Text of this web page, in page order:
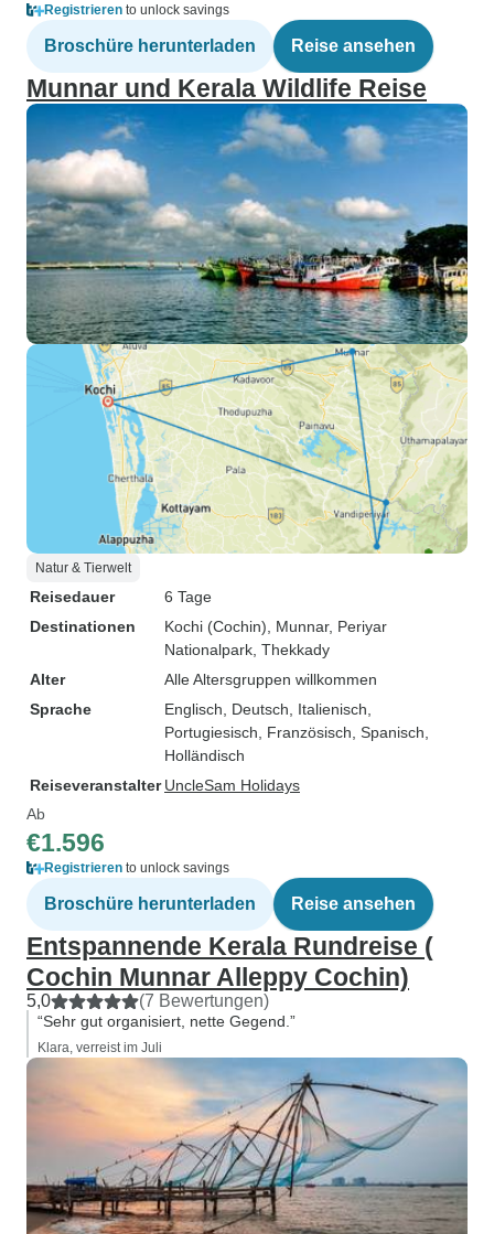
Registrieren to unlock savings
Broschüre herunterladen Reise ansehen
Munnar und Kerala Wildlife Reise
Natur & Tierwelt
Reisedauer
6 Tage
Destinationen
Kochi (Cochin) , Munnar, Periyar
Nationalpark , Thekkady
Alter
Alle Altersgruppen willkommen
Sprache
Englisch, Deutsch, Italienisch,
Portugiesisch, Französisch, Spanisch,
Holländisch
Reiseveranstalter UncleSam Holidays
Ab
€1.596
Registrieren to unlock savings
Broschüre herunterladen Reise ansehen
Entspannende Kerala Rundreise (
Cochin Munnar Alleppy Cochin)
5,0 (7 Bewertungen)
“Sehr gut organisiert, nette Gegend.”
Klara, verreist im Juli